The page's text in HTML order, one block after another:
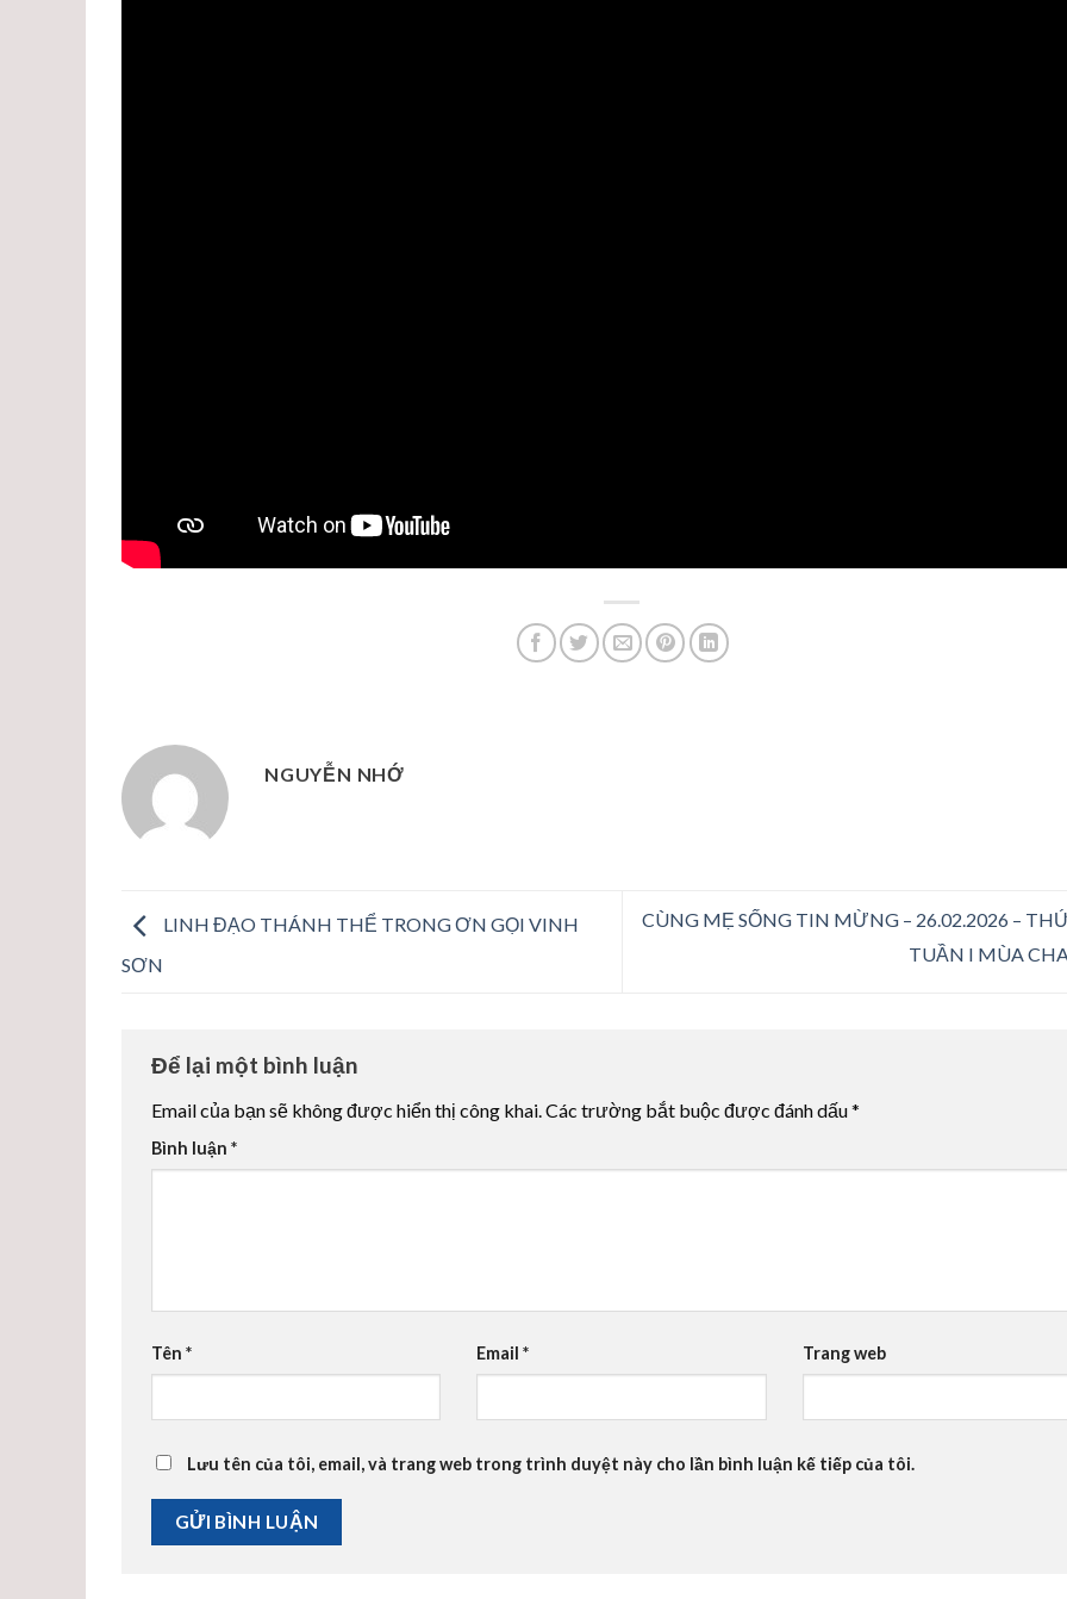
NGUYỄN NHỚ
LINH ĐẠO THÁNH THỂ TRONG ƠN GỌI VINH
SƠN
CÙNG MẸ SỐNG TIN MỪNG – 26.02.2026 –
TUẦN I MÙA
Để lại một bình luận
Email của bạn sẽ không được hiển thị công khai.Các trường bắt buộc được đánh dấu*
Bình luận *
Tên * Email* Trang web
Lưu tên của tôi, email, và trang web trong trình duyệt này cho lần bình luận kế tiếp của tôi.